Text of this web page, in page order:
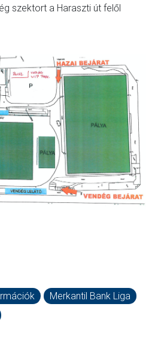
szektort a Haraszti út felől
Merkantil Bank Liga